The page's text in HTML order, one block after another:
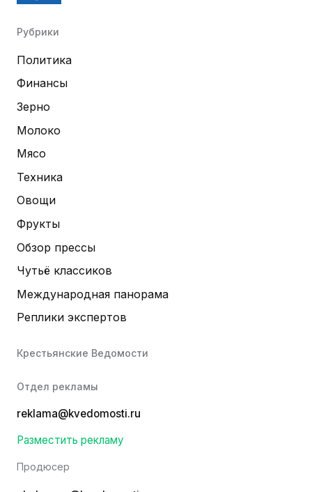
Рубрики
Политика
Финансы
Зерно
Молоко
Мясо
Техника
Овощи
Фрукты
Обзор прессы
Чутьё классиков
Международная панорама
Реплики экспертов
Крестьянские Ведомости
Отдел рекламы
reklama@kvedomosti.ru
Разместить рекламу
Продюсер